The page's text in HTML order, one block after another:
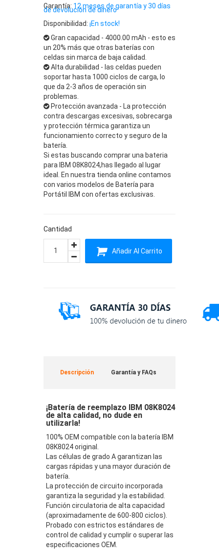
Garantía: 12 meses de garantía y 30 días
de devolución de dinero
Disponibilidad: ¡En stock!
Gran capacidad - 4000.00 mAh - esto es
un 20% más que otras baterías con
celdas sin marca de baja calidad.
Alta durabilidad - las celdas pueden
soportar hasta 1000 ciclos de carga, lo
que da 2-3 años de operación sin
problemas.
Protección avanzada - La protección
contra descargas excesivas, sobrecarga
y protección térmica garantiza un
funcionamiento correcto y seguro de la
batería.
Si estas buscando comprar una bateria
para IBM 08K8024,has llegado al lugar
ideal. En nuestra tienda online contamos
con varios modelos de Batería para
Portátil IBM con ofertas exclusivas.
Cantidad
Añadir Al Carrito
Descripción Garantía y FAQs
¡Batería de reemplazo IBM 08K8024
de alta calidad, no dude en
utilizarla!
100% OEM compatible con la batería IBM
08K8024 original.
Las células de grado A garantizan las
cargas rápidas y una mayor duración de
batería.
La protección de circuito incorporada
garantiza la seguridad y la estabilidad.
Función circulatoria de alta capacidad
(aproximadamente de 600-800 ciclos).
Probado con estrictos estándares de
control de calidad y cumplir o superar las
especificaciones OEM.